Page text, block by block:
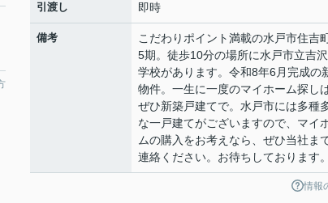
引渡し 即時
備考
こだわりポイント満載の水戸市住吉
5期。徒歩10分の場所に水戸市立吉
学校があります。令和8年6月完成の
物件。一生に一度のマイホーム探しは
ぜひ新築戸建てで。水戸市には多種
な一戸建てがございますので、マイ
ムの購入をお考えなら、ぜひ当社ま
連絡ください。お待ちしております。
情報